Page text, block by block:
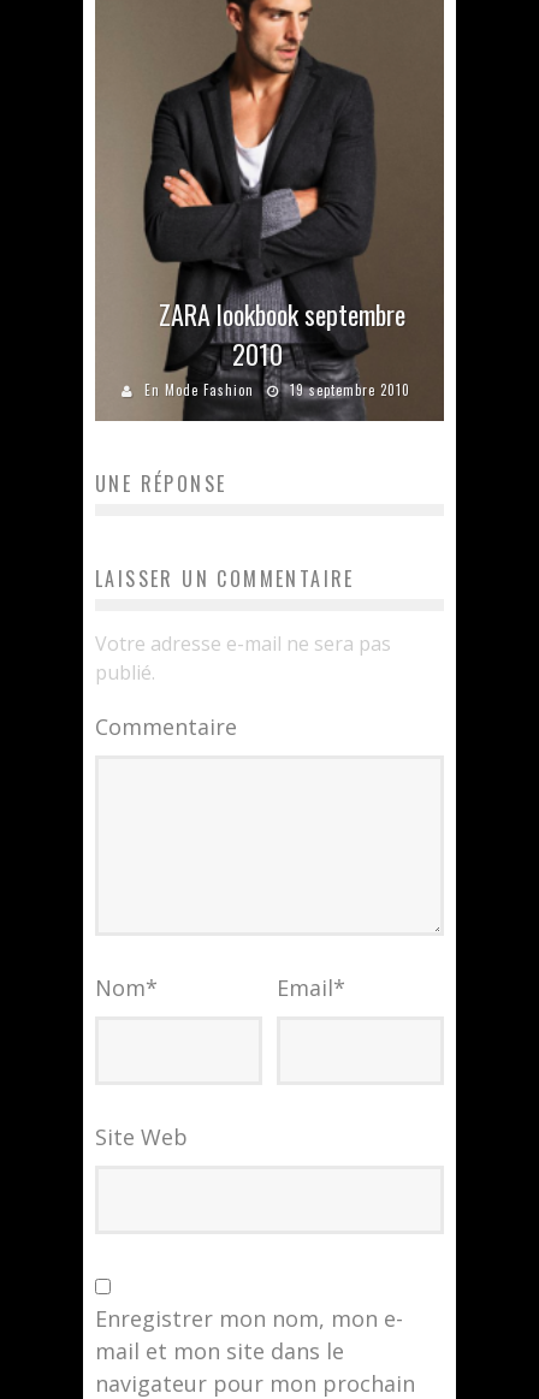
ZARA lookbook septembre
2010
En Mode Fashion 19 septembre 2010
UNE RÉPONSE
LAISSER UN COMMENTAIRE
Votre adresse e-mail ne sera pas
publié.
Commentaire
Nom* Email*
Site Web
Enregistrer mon nom, mon e-
mail et mon site dans le
navigateur pour mon prochain